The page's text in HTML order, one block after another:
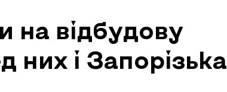
на відбудову
них і Запорізька